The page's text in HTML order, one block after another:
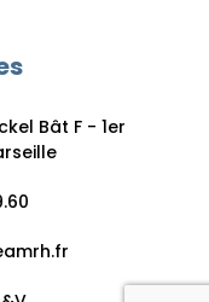
Bât F - 1er